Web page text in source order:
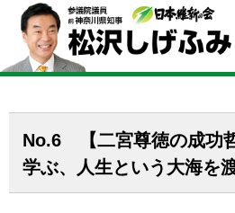
No.6 【二宮尊徳の成功
学ぶ、人生という大海を